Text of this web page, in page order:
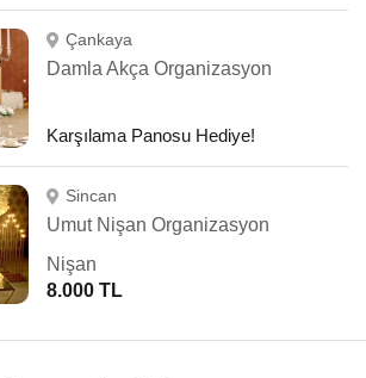
Çankaya
Damla Akça Organizasyon
Karşılama Panosu Hediye!
Sincan
Umut Nişan Organizasyon
Nişan
8.000 TL